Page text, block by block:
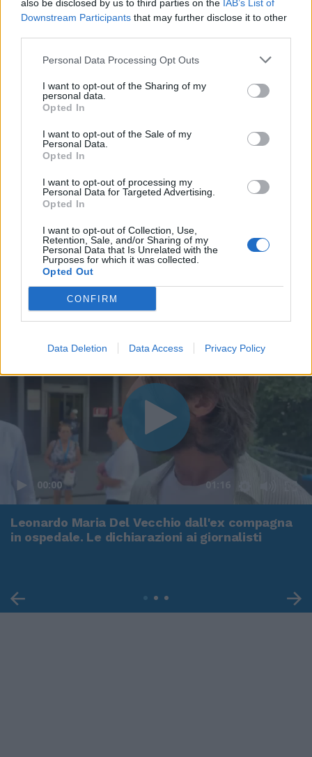
also be disclosed by us to third parties on the IAB’s List of
Downstream Participants that may further disclose it to other
Personal Data Processing Opt Outs
I want to opt-out of the Sharing of my
personal data.
Opted In
I want to opt-out of the Sale of my
Personal Data.
Opted In
I want to opt-out of processing my
Personal Data for Targeted Advertising.
Opted In
I want to opt-out of Collection, Use,
Retention, Sale, and/or Sharing of my
Personal Data that Is Unrelated with the
Purposes for which it was collected.
Opted Out
CONFIRM
Data Deletion Data Access Privacy Policy
00:00 01:16
Leonardo Maria Del Vecchio dall'ex compagna
in ospedale. Le dichiarazioni ai giornalisti